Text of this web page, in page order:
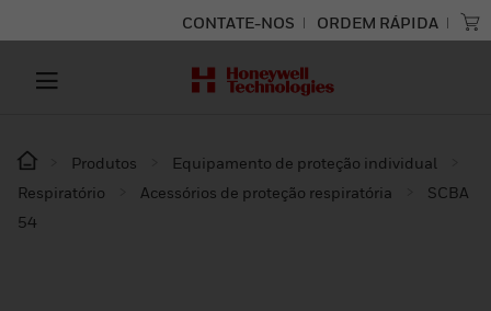
CONTATE-NOS ORDEM RÁPIDA
Produtos
Equipamento de proteção individual
Respiratório
Acessórios de proteção respiratória
SCBA
54